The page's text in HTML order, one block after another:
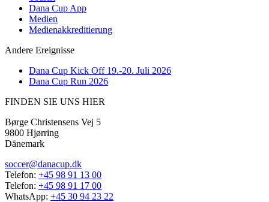
Dana Cup App
Medien
Medienakkreditierung
Andere Ereignisse
Dana Cup Kick Off 19.-20. Juli 2026
Dana Cup Run 2026
FINDEN SIE UNS HIER
Børge Christensens Vej 5
9800 Hjørring
Dänemark
soccer@danacup.dk
Telefon: +45 98 91 13 00
Telefon: +45 98 91 17 00
WhatsApp: +45 30 94 23 22